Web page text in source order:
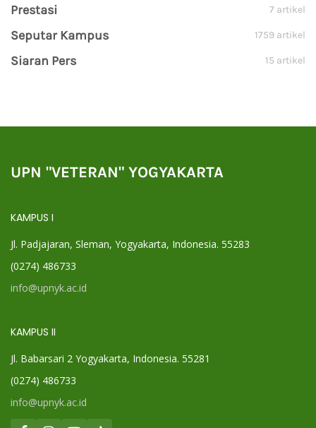
Prestasi 7 artikel
Seputar Kampus 1759 artikel
Siaran Pers 15 artikel
UPN "VETERAN" YOGYAKARTA
KAMPUS I
Jl. Padjajaran, Sleman, Yogyakarta, Indonesia. 55283
(0274) 486733
info@upnyk.ac.id
KAMPUS II
Jl. Babarsari 2 Yogyakarta, Indonesia. 55281
(0274) 486733
info@upnyk.ac.id